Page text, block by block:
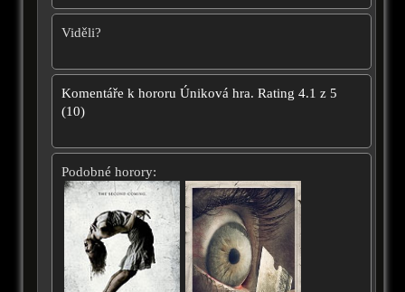
Viděli?
Komentáře k hororu Úniková hra. Rating 4.1 z 5
(10)
Podobné horory: